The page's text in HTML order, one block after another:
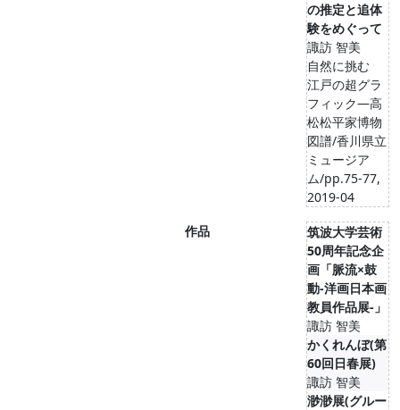
の推定と追体
験をめぐって
諏訪 智美
自然に挑む
江戸の超グラ
フィック―高
松松平家博物
図譜/香川県立
ミュージア
ム/pp.75-77,
2019-04
作品
筑波大学芸術
50周年記念企
画「脈流×鼓
動-洋画日本画
教員作品展-」
諏訪 智美
かくれんぼ(第
60回日春展)
諏訪 智美
渺渺展(グルー